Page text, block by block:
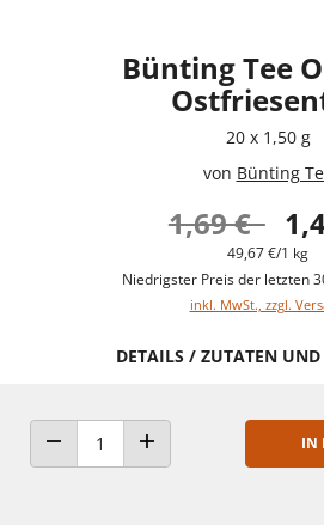
Bünting Tee
20 x 1,50 g
von Bünting
1,69 €
49,67 €/1 kg
Niedrigster Preis der letzten
inkl. MwSt., zzgl.
DETAILS / ZUTATEN UND
ANZAHL VERRINGERNANZAHL ERHÖHEN
IN